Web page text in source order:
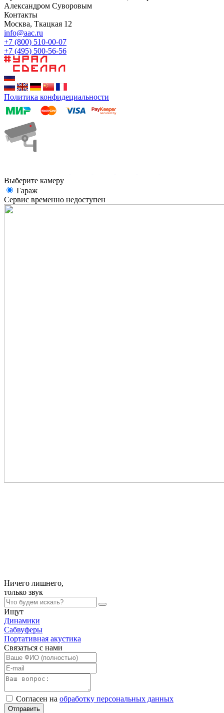
Александром Суворовым
Контакты
Москва, Ткацкая 12
info@aac.ru
+7 (800) 510-00-07
+7 (495) 500-56-56
Политика конфидециальности
Выберите камеру
Гараж
Сервис временно недоступен
Ничего лишнего,
только звук
Ищут
Динамики
Сабвуферы
Портативная акустика
Связаться с нами
Согласен на обработку персональных данных
Отправить